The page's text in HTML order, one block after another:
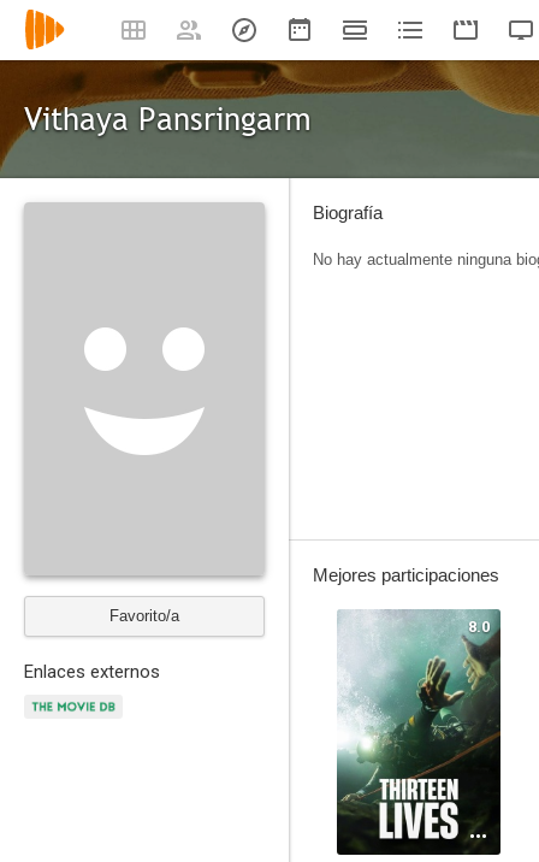
Vithaya Pansringarm
Favorito/a
Enlaces externos
Biografía
No hay actualmente ninguna
Mejores participaciones
8.0